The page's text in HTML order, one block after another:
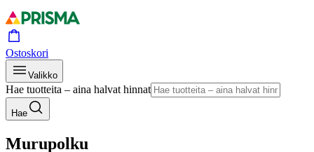
Ostoskori
Valikko
Hae tuotteita – aina halvat hinnat
Hae
Murupolku